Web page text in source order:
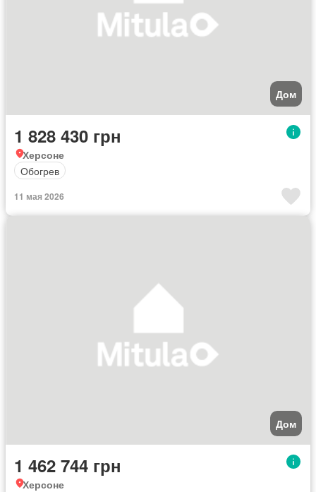
Дом
1 828 430 грн
Херсоне
Обогрев
11 мая 2026
Дом
1 462 744 грн
Херсоне